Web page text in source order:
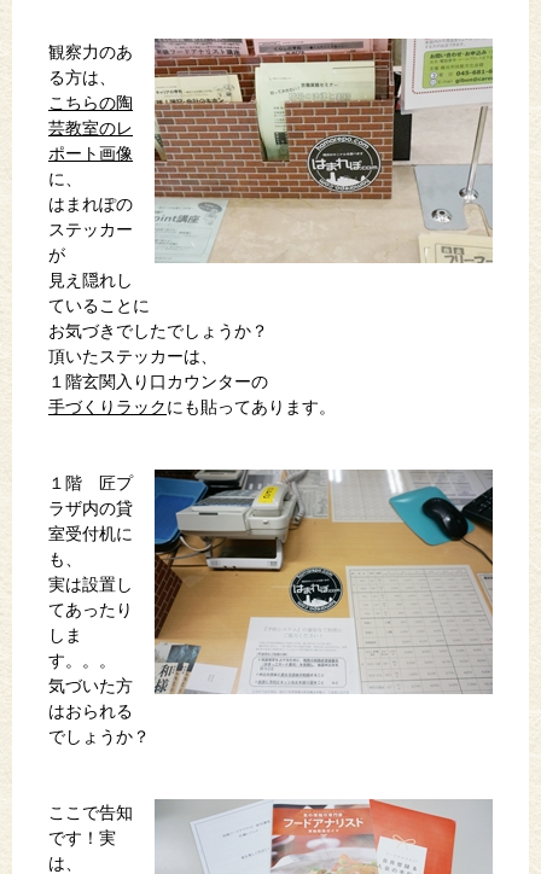
観察力のあ
る方は、
こちらの陶
芸教室のレ
ポート画像
に、
はまれぽの
ステッカー
が
見え隠れし
ていることに
お気づきでしたでしょうか？
頂いたステッカーは、
１階玄関入り口カウンターの
手づくりラックにも貼ってあります。
１階 匠プ
ラザ内の貸
室受付机に
も、
実は設置し
てあったり
しま
す。。。
気づいた方
はおられる
でしょうか？
ここで告知
です！実
は、